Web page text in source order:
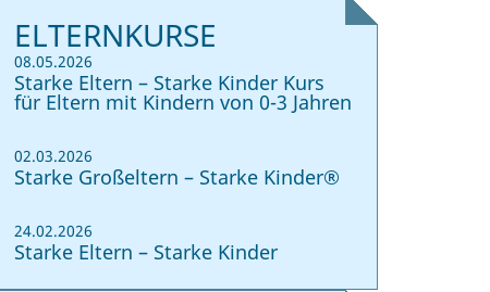
ELTERNKURSE
08.05.2026
Starke Eltern – Starke Kinder Kurs
für Eltern mit Kindern von 0-3 Jahren
02.03.2026
Starke Großeltern – Starke Kinder®
24.02.2026
Starke Eltern – Starke Kinder